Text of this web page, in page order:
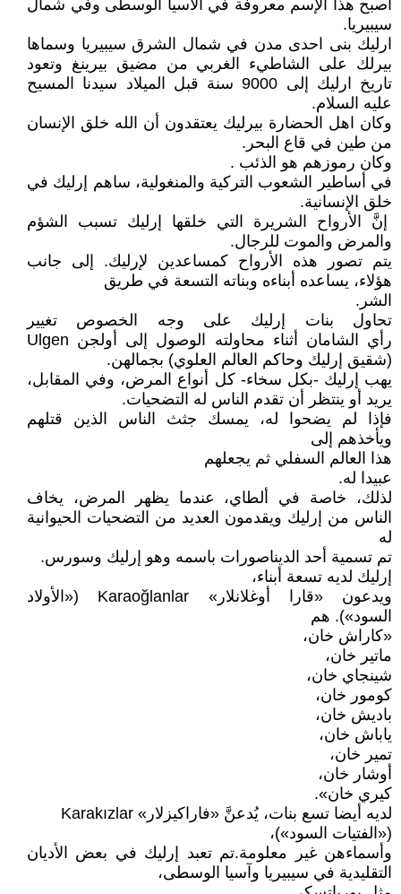
أصبح هذا الإسم معروفة في الاسيا الوسطى وفي شمال
سيبيريا.
ارليك بنى احدى مدن في شمال الشرق سيبيريا وسماها
بيرلك على الشاطيء الغربي من مضيق بيرينغ وتعود
تاريخ ارليك إلى 9000 سنة قبل الميلاد سيدنا المسيح
عليه السلام.
وكان اهل الحضارة بيرليك يعتقدون أن الله خلق الإنسان
من طين في قاع البحر.
وكان رموزهم هو الذئب .
في أساطير الشعوب التركية والمنغولية، ساهم إرليك في
خلق الإنسانية.
إنَّ الأرواح الشريرة التي خلقها إرليك تسبب الشؤم
والمرض والموت للرجال.
يتم تصور هذه الأرواح كمساعدين لإرليك. إلى جانب
هؤلاء، يساعده أبناءه وبناته التسعة في طريق
الشر.
تحاول بنات إرليك على وجه الخصوص تغيير
رأي الشامان أثناء محاولته الوصول إلى أولجن Ulgen
(شقيق إرليك وحاكم العالم العلوي) بجمالهن.
يهب إرليك -بكل سخاء- كل أنواع المرض، وفي المقابل،
يريد أو ينتظر أن تقدم الناس له التضحيات.
فإذا لم يضحوا له، يمسك جثث الناس الذين قتلهم
ويأخذهم إلى
هذا العالم السفلي ثم يجعلهم
عبيدا له.
لذلك، خاصة في ألطاي، عندما يظهر المرض، يخاف
الناس من إرليك ويقدمون العديد من التضحيات الحيوانية
له
تم تسمية أحد الديناصورات باسمه وهو إرليك وسورس.
إرليك لديه تسعة أبناء،
ويدعون «قارا أوغلانلار» Karaoğlanlar («الأولاد
السود»). هم
«كاراش خان،
ماتير خان،
شينجاي خان،
كومور خان،
باديش خان،
ياباش خان،
تمير خان،
أوشار خان،
كيري خان».
لديه أيضا تسع بنات، يُدعنَّ «فاراكيزلار» Karakızlar
(«الفتيات السود»)،
وأسماءهن غير معلومة.تم تعبد إرليك في بعض الأديان
التقليدية في سيبيريا وآسيا الوسطى،